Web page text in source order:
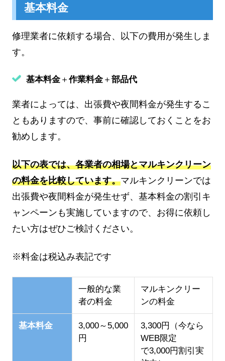
基本料金
修理業者に依頼する場合、以下の費用が発生しま
す。
基本料金＋ 作業料金＋ 部品代
業者によっては、出張費や夜間料金が発生するこ
ともありますので、事前に確認しておくことをお
勧めします。
以下の表では、各業者の相場とマルキンクリーン
の料金を比較しています。マルキンクリーンでは
出張費や夜間料金が発生せず、基本料金の割引キ
ャンペーンも実施していますので、お得に依頼し
たい方はぜひご検討ください。
※料金は税込み表記です
一般的な業
者の料金
マルキンクリー
ンの料金
基本料金
3,000～5,000
円
3,300円（今なら
WEB限定
で3,000円割引実